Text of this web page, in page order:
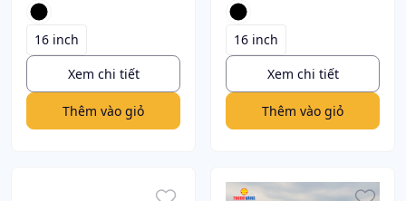
16 inch
Xem chi tiết
Thêm vào giỏ
16 inch
Xem chi tiết
Thêm vào giỏ